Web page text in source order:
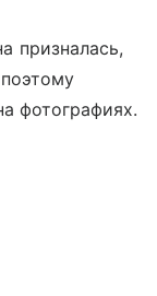
призналась,
фотографиях.